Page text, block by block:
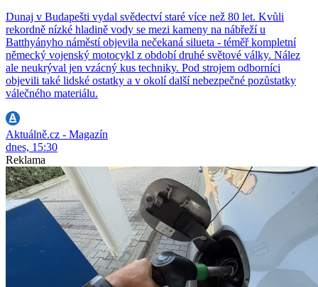
Dunaj v Budapešti vydal svědectví staré více než 80 let. Kvůli
rekordně nízké hladině vody se mezi kameny na nábřeží u
Batthyányho náměstí objevila nečekaná silueta - téměř kompletní
německý vojenský motocykl z období druhé světové války. Nález
ale neukrýval jen vzácný kus techniky. Pod strojem odborníci
objevili také lidské ostatky a v okolí další nebezpečné pozůstatky
válečného materiálu.
Aktuálně.cz - Magazín
dnes, 15:30
Reklama